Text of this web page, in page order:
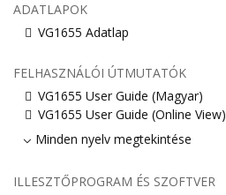
ADATLAPOK
VG1655 Adatlap
FELHASZNÁLÓI ÚTMUTATÓK
VG1655 User Guide (Magyar)
VG1655 User Guide (Online View)
Minden nyelv megtekintése
ILLESZTŐPROGRAM ÉS SZOFTVER